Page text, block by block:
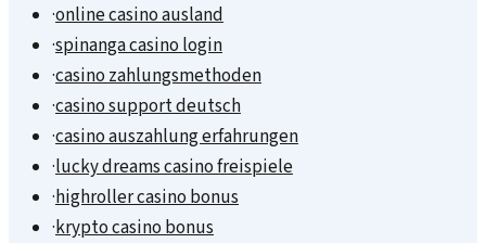
·online casino ausland
·spinanga casino login
·casino zahlungsmethoden
·casino support deutsch
·casino auszahlung erfahrungen
·lucky dreams casino freispiele
·highroller casino bonus
·krypto casino bonus